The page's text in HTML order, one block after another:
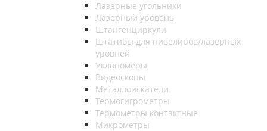
Лазерные угольники
Лазерный уровень
Штангенциркули
Штативы для нивелиров/лазерных
уровней
Уклономеры
Видеоскопы
Металлоискатели
Термогигрометры
Термометры контактные
Микрометры